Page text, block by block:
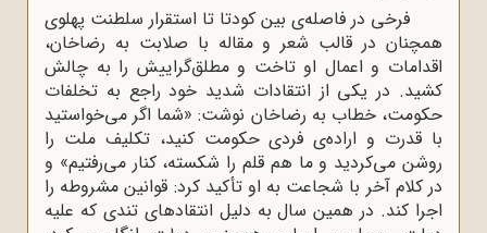
فرخی در فاصله‌ی بین کودتا تا استقرار سلطنت پهلوی
همچنان در قالب شعر و مقاله با صلابت به رضاخان،
اقدامات و اعمال او تاخت و مطلق‌گراییش را به چالش
کشید. در یکی از انتقادات شدید خود راجع به تخلفات
حکومت، خطاب به رضاخان نوشت: «شما اگر می‌خواستید
با قدرت و اراده‌ی فردی حکومت کنید، تکلیف ملت را
روشن می‌کردید و ما هم قلم را شکسته، کنار می‌رفتیم» و
در کلام آخر با شجاعت به او تأکید کرد: قوانین مشروطه را
اجرا کند. در همین سال به دلیل انتقادهای تندی که علیه